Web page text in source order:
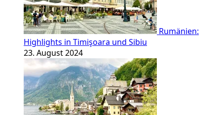
Rumänien:
Highlights in Timişoara und Sibiu
23. August 2024